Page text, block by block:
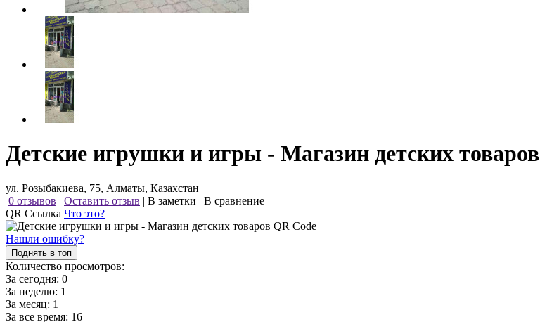
Детские игрушки и игры - Магазин детских товаров
ул. Розыбакиева, 75, Алматы, Казахстан
0 отзывов | Оставить отзыв | В заметки | В сравнение
QR Ссылка Что это?
Нашли ошибку?
Поднять в топ
Количество просмотров:
За сегодня: 0
За неделю: 1
За месяц: 1
За все время: 16